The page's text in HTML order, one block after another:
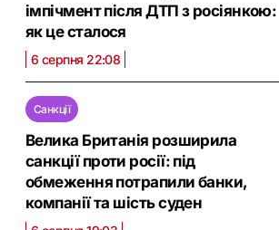
імпічмент після ДТП з росіянкою:
як це сталося
6 серпня 22:08
Санкції
Велика Британія розширила
санкції проти росії: під
обмеження потрапили банки,
компанії та шість суден